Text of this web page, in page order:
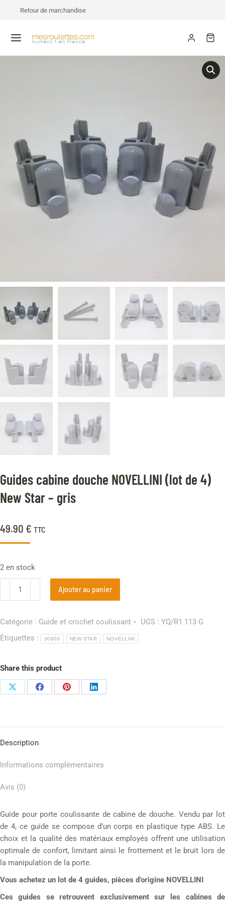
Retour de marchandise
Guides cabine douche NOVELLINI (lot de 4)
New Star – gris
49.90 € TTC
2 en stock
Ajouter au panier
Catégorie : Guide et crochet coulissant UGS : YQ/R1 113 G
Étiquettes :
30803 NEW STAR NOVELLINI
Share this product
Description
Informations complémentaires
Avis (0)
Guide pour porte coulissante de cabine de douche. Vendu par lot
de 4, ce guide se compose d’un corps en plastique type ABS. Le
choix et la qualité des matériaux employés offrent une utilisation
optimale de confort, limitant ainsi le frottement et le bruit lors de
la manipulation de la porte.
Vous achetez un lot de 4 guides, pièces d’origine NOVELLINI
Ces guides se retrouvent exclusivement sur les cabines de